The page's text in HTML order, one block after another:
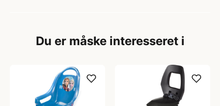
Du er måske interesseret i